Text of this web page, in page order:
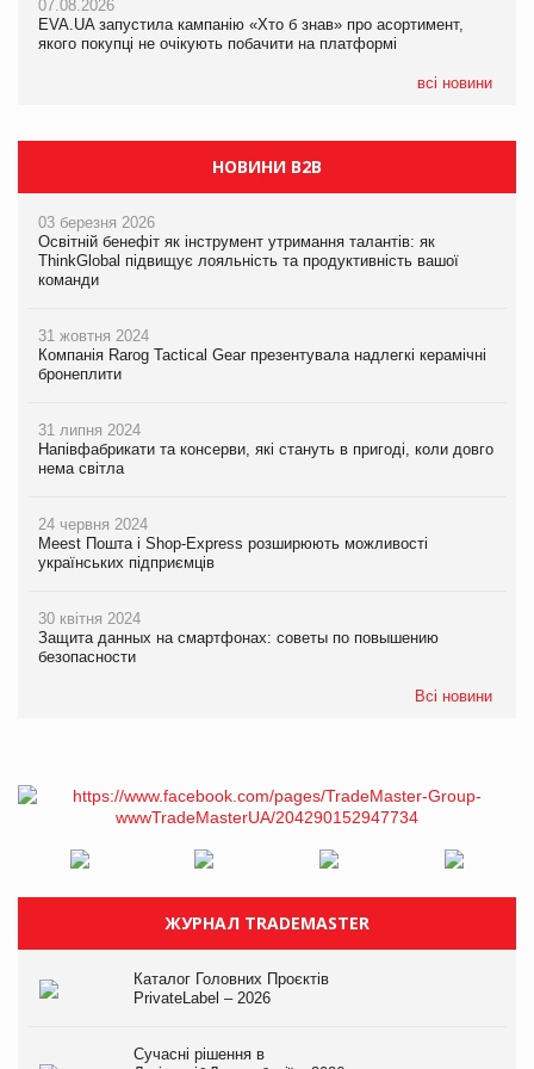
07.08.2026
EVA.UA запустила кампанію «Хто б знав» про асортимент,
якого покупці не очікують побачити на платформі
всі новини
07.08.2026
EVA.UA запустила кампанію «Хто б знав» про асортимент,
якого покупці не очікують побачити на платформі
НОВИНИ B2B
03 березня 2026
Освітній бенефіт як інструмент утримання талантів: як
ThinkGlobal підвищує лояльність та продуктивність вашої
команди
31 жовтня 2024
Компанія Rarog Tactical Gear презентувала надлегкі керамічні
бронеплити
31 липня 2024
Напівфабрикати та консерви, які стануть в пригоді, коли довго
нема світла
24 червня 2024
Meest Пошта і Shop-Express розширюють можливості
українських підприємців
30 квітня 2024
Защита данных на смартфонах: советы по повышению
безопасности
Всі новини
ЖУРНАЛ TRADEMASTER
Каталог Головних Проєктів
PrivateLabel – 2026
Сучасні рішення в